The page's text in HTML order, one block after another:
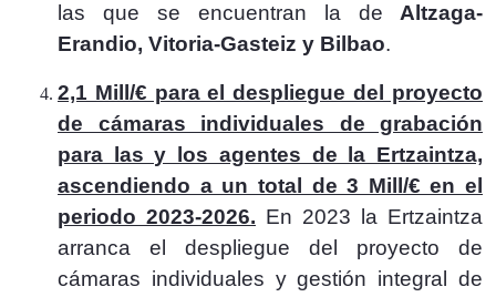
las que se encuentran la de Altzaga-
Erandio, Vitoria-Gasteiz y Bilbao.
2,1 Mill/€ para el despliegue del proyecto
de cámaras individuales de grabación
para las y los agentes de la Ertzaintza,
ascendiendo a un total de 3 Mill/€ en el
periodo 2023-2026. En 2023 la Ertzaintza
arranca el despliegue del proyecto de
cámaras individuales y gestión integral de